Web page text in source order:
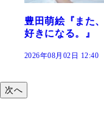
斎藤恭代
『BOUND』
2026年08月02日 12:35
次へ